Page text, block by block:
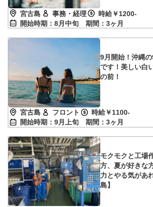
宮古島 事務・経理
時給￥1200-
開始時期：8月中旬 期間：3ヶ月
9月開始！沖縄
です！美しい白
の前！
宮古島 フロント
時給￥1100-
開始時期：9月上旬 期間：3ヶ月
モクモクと工場
方、夏が好きな
力とやる気があ
島】